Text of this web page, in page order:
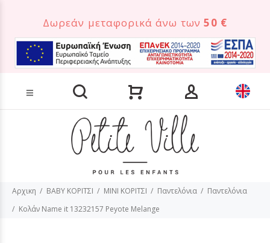
Δωρεάν μεταφορικά άνω των50 €
Αρχικη BABY ΚΟΡΙΤΣΙ MINI ΚΟΡΙΤΣΙ Παντελόνια
Παντελόνια
Κολάν Name it 13232157 Peyote Melange